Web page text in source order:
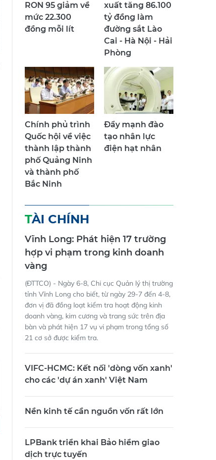
RON 95 giảm về
mức 22.300
đồng mỗi lít
xuất tăng 86.100
tỷ đồng làm
đường sắt Lào
Cai - Hà Nội - Hải
Phòng
Chính phủ trình
Quốc hội về việc
thành lập thành
phố Quảng Ninh
và thành phố
Bắc Ninh
Đẩy mạnh đào
tạo nhân lực
điện hạt nhân
TÀI CHÍNH
Vĩnh Long: Phát hiện 17 trường
hợp vi phạm trong kinh doanh
vàng
(ĐTTCO) - Ngày 6-8, Chi cục Quản lý thị trường
tỉnh Vĩnh Long cho biết, từ ngày 29-7 đến 4-8,
đơn vị đã đồng loạt kiểm tra hoạt động kinh
doanh vàng, kim cương và trang sức trên địa
bàn và phát hiện 17 vụ vi phạm trong tổng số
21 cơ sở được kiểm tra.
VIFC-HCMC: Kết nối 'dòng vốn xanh'
cho các 'dự án xanh' Việt Nam
Nền kinh tế cần nguồn vốn rất lớn
LPBank triển khai Bảo hiểm giao
dịch trực tuyến